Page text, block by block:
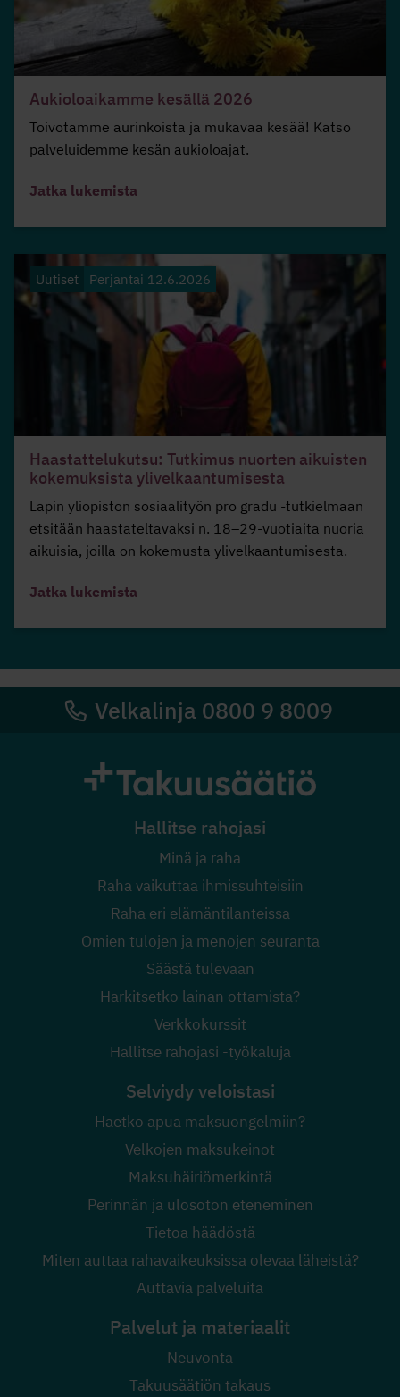
Aukioloaikamme kesällä 2026
Toivotamme aurinkoista ja mukavaa kesää! Katso
palveluidemme kesän aukioloajat.
Jatka lukemista
Uutiset Perjantai 12.6.2026
Haastattelukutsu: Tutkimus nuorten aikuisten
kokemuksista ylivelkaantumisesta
Lapin yliopiston sosiaalityön pro gradu -tutkielmaan
etsitään haastateltavaksi n. 18–29-vuotiaita nuoria
aikuisia, joilla on kokemusta ylivelkaantumisesta.
Jatka lukemista
Velkalinja 0800 9 8009
Hallitse rahojasi
Minä ja raha
Raha vaikuttaa ihmissuhteisiin
Raha eri elämäntilanteissa
Omien tulojen ja menojen seuranta
Säästä tulevaan
Harkitsetko lainan ottamista?
Verkkokurssit
Hallitse rahojasi -työkaluja
Selviydy veloistasi
Haetko apua maksuongelmiin?
Velkojen maksukeinot
Maksuhäiriömerkintä
Perinnän ja ulosoton eteneminen
Tietoa häädöstä
Miten auttaa rahavaikeuksissa olevaa läheistä?
Auttavia palveluita
Palvelut ja materiaalit
Neuvonta
Takuusäätiön takaus